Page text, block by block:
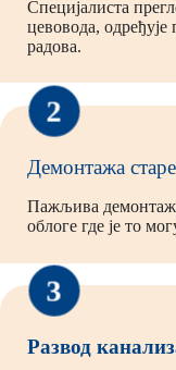
Специјалиста
цевовода,
радова.
Демонтажа
2
Пажљива
облоге где је то
Развод
3